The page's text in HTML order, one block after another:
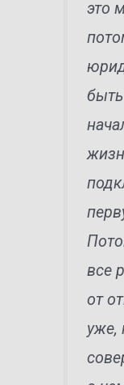
это
все
от
уже,